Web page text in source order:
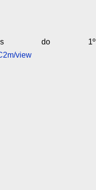
do 1º
view